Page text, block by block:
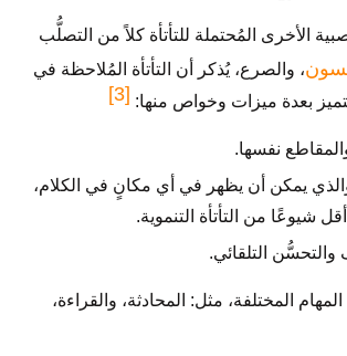
الأخرى المُحتملة للتأتأة كلاً من التصلُّب
، والصرع، يُذكر أن التأتأة المُلاحظة في
بعدة ميزات وخواص منها: [3]
والذي يمكن أن يظهر في أي مكانٍ في الكلام،
شيوعًا من التأتأة التنموية.
المختلفة، مثل: المحادثة، والقراءة،